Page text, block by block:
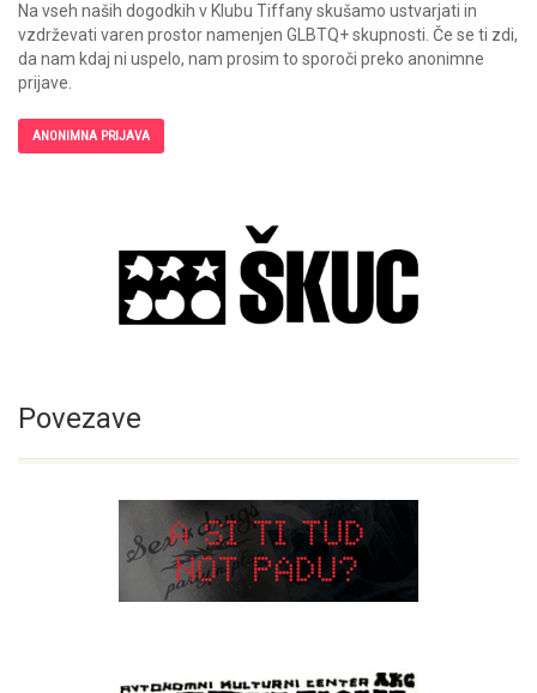
Na vseh naših dogodkih v Klubu Tiffany skušamo ustvarjati in
vzdrževati varen prostor namenjen GLBTQ+ skupnosti. Če se ti zdi,
da nam kdaj ni uspelo, nam prosim to sporoči preko anonimne
prijave.
ANONIMNA PRIJAVA
Povezave